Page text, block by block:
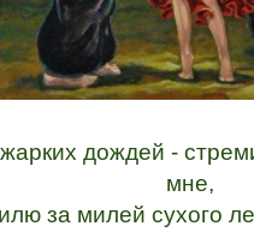
дождей -
мне,
за милей сухого